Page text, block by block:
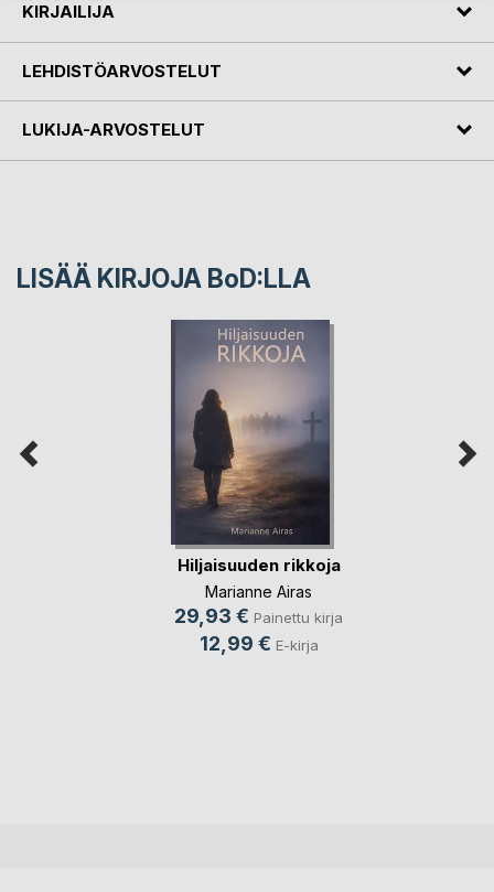
KIRJAILIJA
LEHDISTÖARVOSTELUT
LUKIJA-ARVOSTELUT
LISÄÄ KIRJOJA BoD:LLA
Hiljaisuuden rikkoja
Marianne Airas
29,93 € Painettu kirja
12,99 € E-kirja